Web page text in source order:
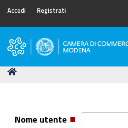
Accedi Registrati
Camera
Commercio
Tu
Nome utente